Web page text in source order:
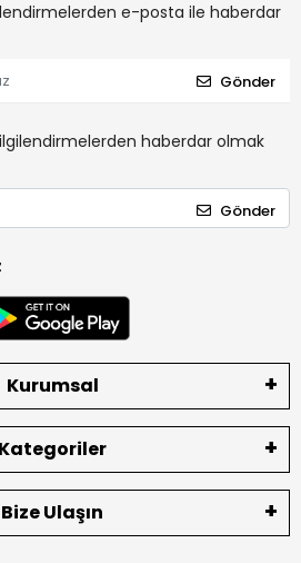
e-posta ile haberdar
Gönder
haberdar olmak
Gönder
Kurumsal
Kategoriler
Bize Ulaşın